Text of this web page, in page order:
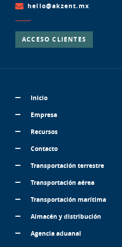
hello@akzent.mx
ACCESO CLIENTES
Inicio
Empresa
Recursos
Contacto
Transportación terrestre
Transportación aérea
Transportación marítima
Almacén y distribución
Agencia aduanal